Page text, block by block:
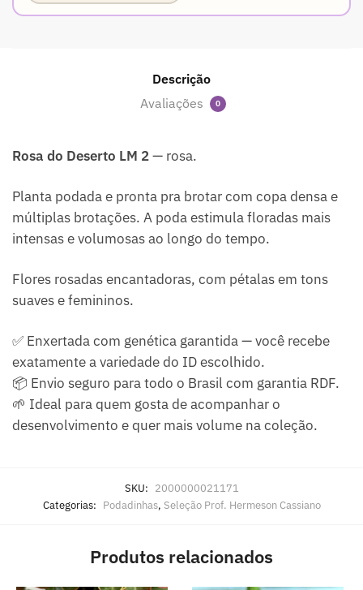
Descrição
Avaliações
0
Rosa do Deserto LM 2— rosa.
Planta podada e pronta pra brotar com copa densa e
múltiplas brotações. A poda estimula floradas mais
intensas e volumosas ao longo do tempo.
Flores rosadas encantadoras, com pétalas em tons
suaves e femininos.
✅ Enxertada com genética garantida — você recebe
exatamente a variedade do ID escolhido.
📦 Envio seguro para todo o Brasil com garantia RDF.
🌱 Ideal para quem gosta de acompanhar o
desenvolvimento e quer mais volume na coleção.
SKU: 2000000021171
Categorias: Podadinhas, Seleção Prof. Hermeson Cassiano
Produtos relacionados